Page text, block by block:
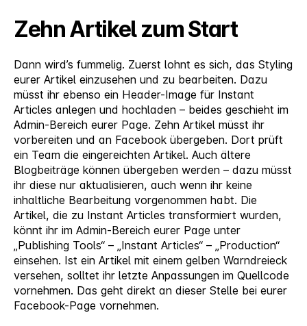
Zehn Artikel zum Start
Dann wird’s fummelig. Zuerst lohnt es sich, das Styling
eurer Artikel einzusehen und zu bearbeiten. Dazu
müsst ihr ebenso ein Header-Image für Instant
Articles anlegen und hochladen – beides geschieht im
Admin-Bereich eurer Page. Zehn Artikel müsst ihr
vorbereiten und an Facebook übergeben. Dort prüft
ein Team die eingereichten Artikel. Auch ältere
Blogbeiträge können übergeben werden – dazu müsst
ihr diese nur aktualisieren, auch wenn ihr keine
inhaltliche Bearbeitung vorgenommen habt. Die
Artikel, die zu Instant Articles transformiert wurden,
könnt ihr im Admin-Bereich eurer Page unter
„Publishing Tools“ – „Instant Articles“ – „Production“
einsehen. Ist ein Artikel mit einem gelben Warndreieck
versehen, solltet ihr letzte Anpassungen im Quellcode
vornehmen. Das geht direkt an dieser Stelle bei eurer
Facebook-Page vornehmen.